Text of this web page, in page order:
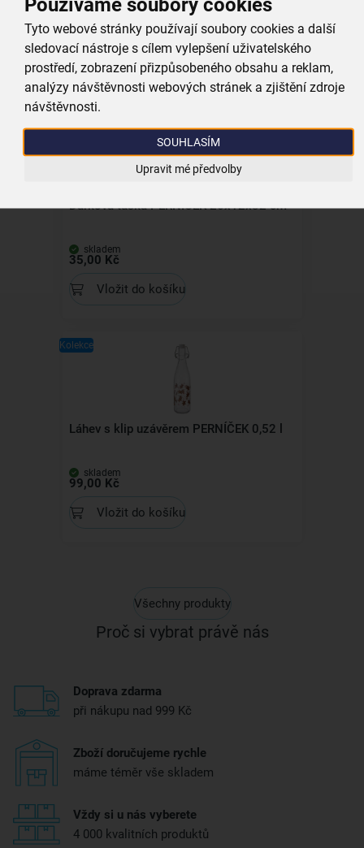
Tyto webové stránky používají soubory cookies a další
sledovací nástroje s cílem vylepšení uživatelského
prostředí, zobrazení přizpůsobeného obsahu a reklam,
analýzy návštěvnosti webových stránek a zjištění zdroje
návštěvnosti.
SOUHLASÍM
Upravit mé předvolby
skladem
129,00 Kč
Vložit do košíku
Dárková taška PERNÍČEK 26x12x32 cm
skladem
35,00 Kč
Vložit do košíku
Kolekce
Láhev s klip uzávěrem PERNÍČEK 0,52 l
skladem
99,00 Kč
Vložit do košíku
Všechny produkty
Proč si vybrat právě nás
Doprava zdarma
při nákupu nad 999 Kč
Zboží doručujeme rychle
máme téměr vše skladem
Vždy si u nás vyberete
4 000 kvalitních produktů